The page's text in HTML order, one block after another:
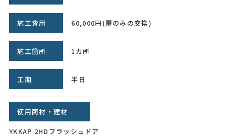
施工費用 60,000円(扉のみの交換)
施工箇所 1カ所
工期 半日
使用商材・建材
YKKAP 2HDフラッシュドア